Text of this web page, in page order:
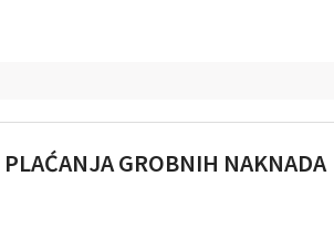
GROBNIH NAKNADA